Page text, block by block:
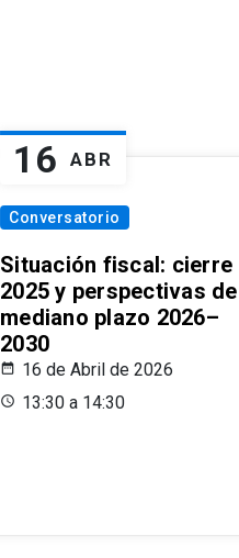
16 ABR
Conversatorio
Situación fiscal: cierre
2025 y perspectivas de
mediano plazo 2026–
2030
16 de Abril de 2026
13:30 a 14:30